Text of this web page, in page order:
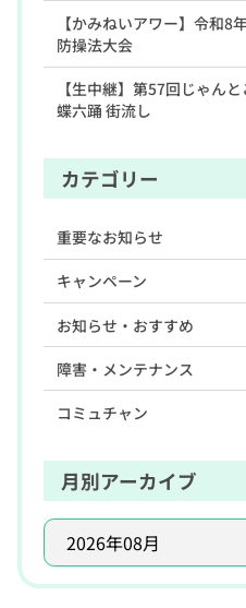
【かみねいアワー】令和8
防操法大会
【生中継】第57回じゃん
蝶六踊 街流し
カテゴリー
重要なお知らせ
キャンペーン
お知らせ・おすすめ
障害・メンテナンス
コミュチャン
月別アーカイブ